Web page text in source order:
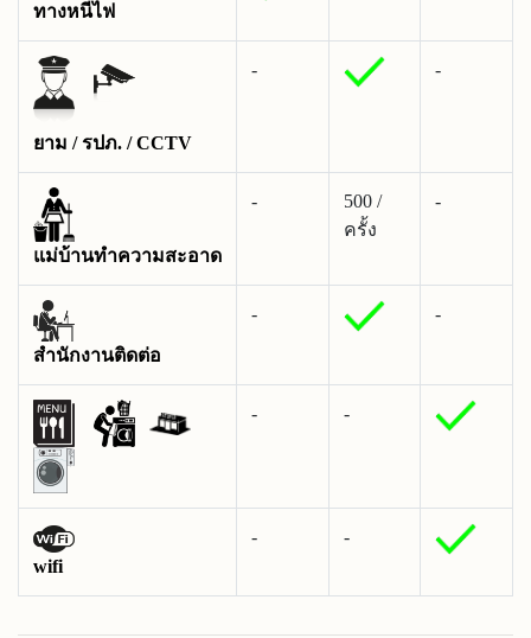
ทางหนีไฟ
ยาม / รปภ. / CCTV
- -
แม่บ้านทำความสะอาด
-
500 /
ครั้ง
-
สำนักงานติดต่อ
- -
- -
wifi
- -